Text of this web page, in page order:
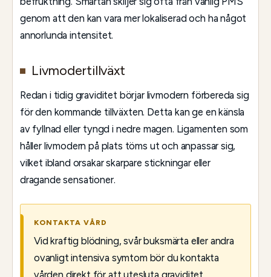
genom att den kan vara mer lokaliserad och ha något
annorlunda intensitet.
Livmodertillväxt
Redan i tidig graviditet börjar livmodern förbereda sig
för den kommande tillväxten. Detta kan ge en känsla
av fyllnad eller tyngd i nedre magen. Ligamenten som
håller livmodern på plats töms ut och anpassar sig,
vilket ibland orsakar skarpare stickningar eller
dragande sensationer.
KONTAKTA VÅRD
Vid kraftig blödning, svår buksmärta eller andra
ovanligt intensiva symtom bör du kontakta
vården direkt för att utesluta graviditet